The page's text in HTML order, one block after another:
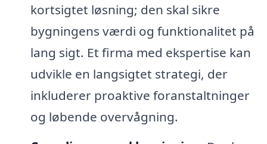
kortsigtet løsning; den skal sikre
bygningens værdi og funktionalitet på
lang sigt. Et firma med ekspertise kan
udvikle en langsigtet strategi, der
inkluderer proaktive foranstaltninger
og løbende overvågning.